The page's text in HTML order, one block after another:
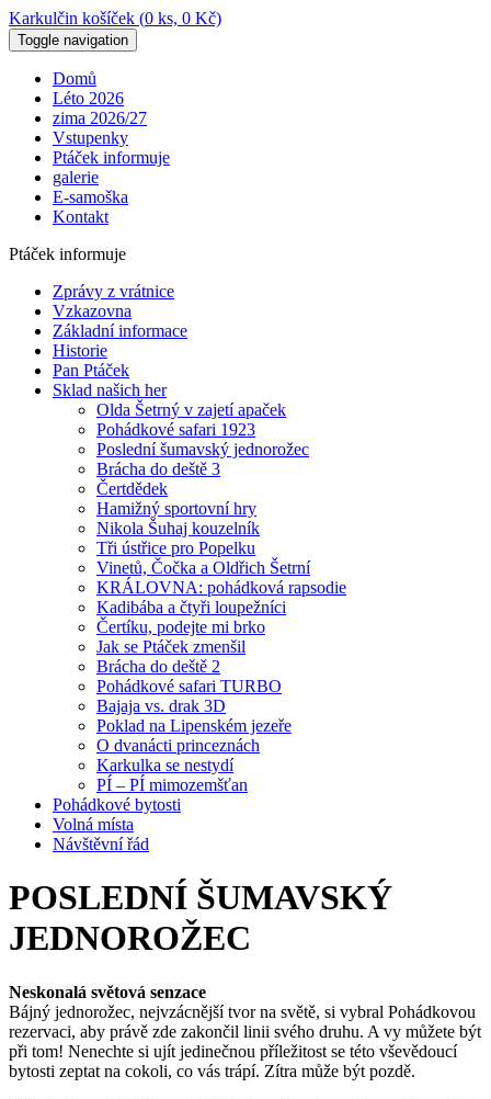
Karkulčin košíček (0 ks, 0 Kč)
Toggle navigation
Domů
Léto 2026
zima 2026/27
Vstupenky
Ptáček informuje
galerie
E-samoška
Kontakt
Ptáček informuje
Zprávy z vrátnice
Vzkazovna
Základní informace
Historie
Pan Ptáček
Sklad našich her
Olda Šetrný v zajetí apaček
Pohádkové safari 1923
Poslední šumavský jednorožec
Brácha do deště 3
Čertdědek
Hamižný sportovní hry
Nikola Šuhaj kouzelník
Tři ústřice pro Popelku
Vinetů, Čočka a Oldřich Šetrní
KRÁLOVNA: pohádková rapsodie
Kadibába a čtyři loupežníci
Čertíku, podejte mi brko
Jak se Ptáček zmenšil
Brácha do deště 2
Pohádkové safari TURBO
Bajaja vs. drak 3D
Poklad na Lipenském jezeře
O dvanácti princeznách
Karkulka se nestydí
PÍ – PÍ mimozemšťan
Pohádkové bytosti
Volná místa
Návštěvní řád
POSLEDNÍ ŠUMAVSKÝ
JEDNOROŽEC
Neskonalá světová senzace
Bájný jednorožec, nejvzácnější tvor na světě, si vybral Pohádkovou
rezervaci, aby právě zde zakončil linii svého druhu. A vy můžete být
při tom! Nenechte si ujít jedinečnou příležitost se této vševědoucí
bytosti zeptat na cokoli, co vás trápí. Zítra může být pozdě.